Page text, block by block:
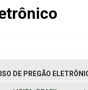
DE PREGÃO